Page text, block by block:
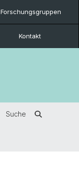
Forschungsgruppen
Kontakt
Suche